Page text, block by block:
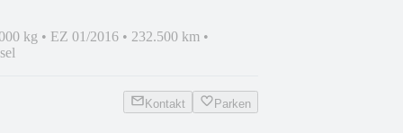
kg • EZ 01/2016 • 232.500 km •
Kontakt Parken